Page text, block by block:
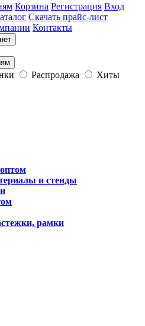
Корзина Регистрация Вход
Скачать прайс-лист
Контакты
Распродажа
Хиты
и стенды
рамки